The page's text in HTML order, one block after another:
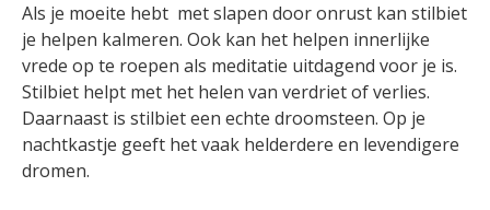
Als je moeite hebt met slapen door onrust kan stilbiet
je helpen kalmeren. Ook kan het helpen innerlijke
vrede op te roepen als meditatie uitdagend voor je is.
Stilbiet helpt met het helen van verdriet of verlies.
Daarnaast is stilbiet een echte droomsteen. Op je
nachtkastje geeft het vaak helderdere en levendigere
dromen.